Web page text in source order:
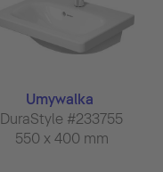
Umywalka
DuraStyle #233755
550 x 400 mm